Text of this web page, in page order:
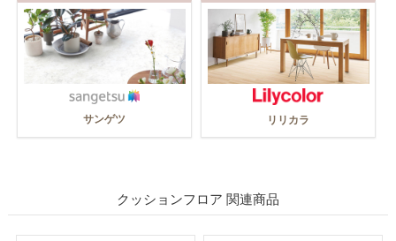
サンゲツ リリカラ
クッションフロア 関連商品